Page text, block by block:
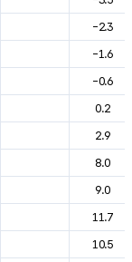
-2.3
-1.6
-0.6
0.2
2.9
8.0
9.0
11.7
10.5